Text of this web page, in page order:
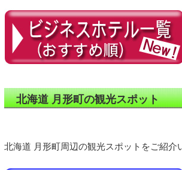
北海道 月形町の観光スポット
北海道 月形町周辺の観光スポットをご紹介